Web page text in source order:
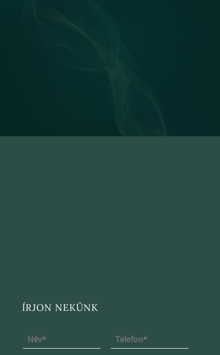
ÍRJON NEKÜNK